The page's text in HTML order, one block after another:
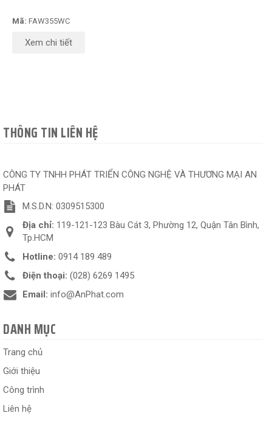
Mã: FAW355WC
Xem chi tiết
THÔNG TIN LIÊN HỆ
CÔNG TY TNHH PHÁT TRIỂN CÔNG NGHỆ VÀ THƯƠNG MẠI AN
PHÁT
M.S.D.N: 0309515300
Địa chỉ: 119-121-123 Bàu Cát 3, Phường 12, Quận Tân Bình,
Tp.HCM
Hotline: 0914 189 489
Điện thoại: (028) 6269 1495
Email: info@AnPhat.com
DANH MỤC
Trang chủ
Giới thiệu
Công trình
Liên hệ